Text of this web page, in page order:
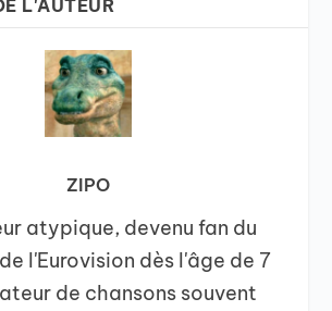
L'AUTEUR
ZIPO
atypique, devenu fan du
l'Eurovision dès l'âge de 7
de chansons souvent